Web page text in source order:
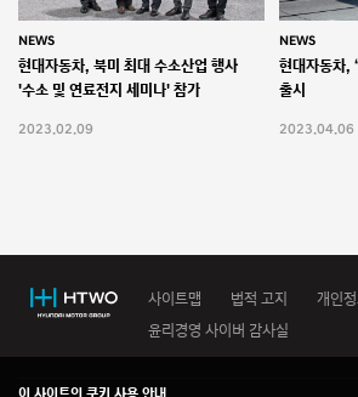
NEWS
현대자동차, 북미 최대 수소산업 행사
'수소 및 연료전지 세미나' 참가
2023.02.09
NEWS
현대자동차,
출시
2023.04.06
사이트맵 법적 고지 개인
윤리경영 사이버 감사실